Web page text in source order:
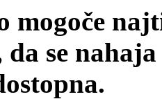
mogoče
se